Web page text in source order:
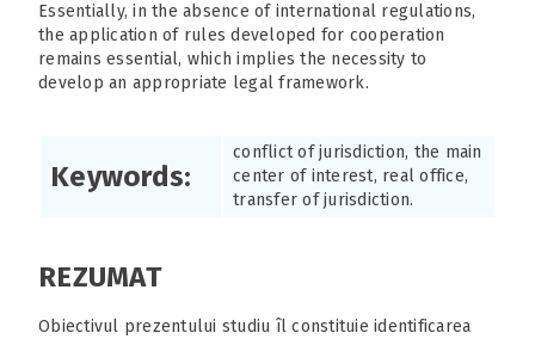
Essentially, in the absence of international regulations,
the application of rules developed for cooperation
remains essential, which implies the necessity to
develop an appropriate legal framework.
Keywords:
conflict of jurisdiction, the main
center of interest, real office,
transfer of jurisdiction.
REZUMAT
Obiectivul prezentului studiu îl constituie identificarea